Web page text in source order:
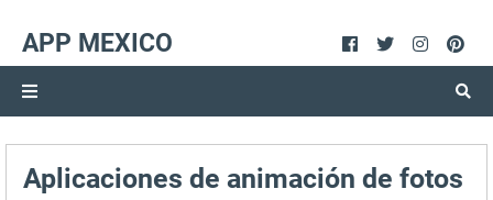
APP MEXICO
Aplicaciones de animación de fotos